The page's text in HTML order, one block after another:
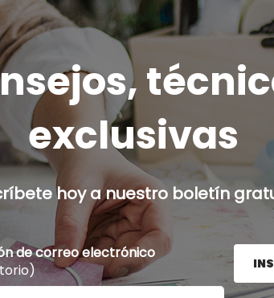
exclusivas
hoy a nuestro boletín
de correo electrónico
dirección de correo electrónico aquí y